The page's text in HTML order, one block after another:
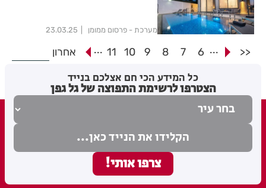
מערכת - פרסום ממומן 23.03.25
<<
...
6
7
8
9
10
11
... אחרון
כל המידע הכי חם אצלכם בנייד
הצטרפו לרשימת התפוצה של גל גפן